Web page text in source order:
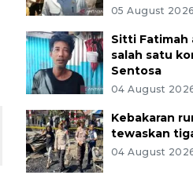
05 August
Sitti Fatimah
salah satu
Sentosa
04 August
Kebakaran
tewaskan
04 August